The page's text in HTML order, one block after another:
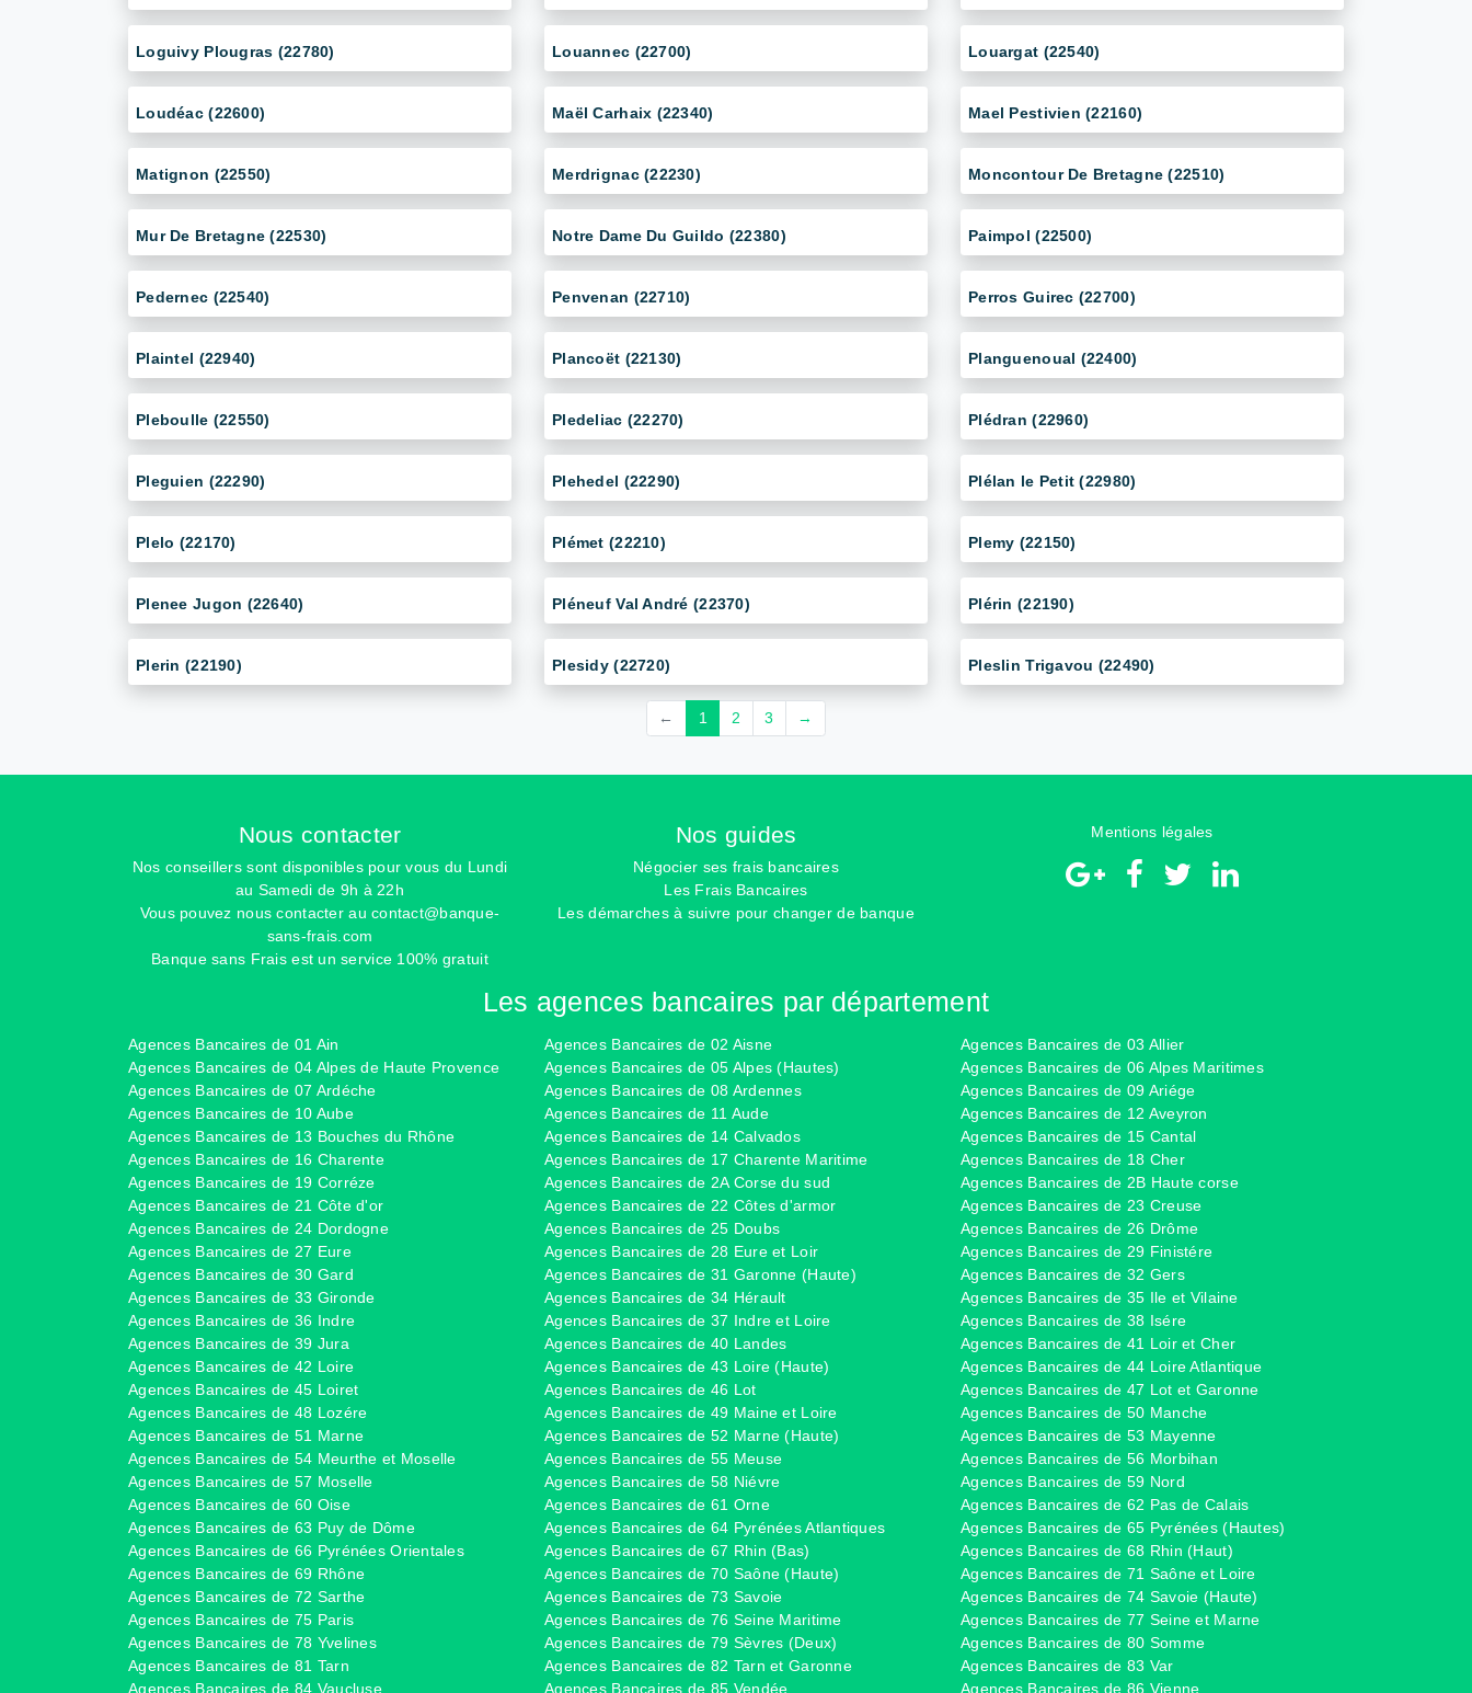
Loguivy Plougras (22780) Louannec (22700) Louargat (22540)
Loudéac (22600) Maël Carhaix (22340) Mael Pestivien (22160)
Matignon (22550) Merdrignac (22230) Moncontour De Bretagne (22510)
Mur De Bretagne (22530) Notre Dame Du Guildo (22380) Paimpol (22500)
Pedernec (22540) Penvenan (22710) Perros Guirec (22700)
Plaintel (22940) Plancoët (22130) Planguenoual (22400)
Pleboulle (22550) Pledeliac (22270) Plédran (22960)
Pleguien (22290) Plehedel (22290) Plélan le Petit (22980)
Plelo (22170) Plémet (22210) Plemy (22150)
Plenee Jugon (22640) Pléneuf Val André (22370) Plérin (22190)
Plerin (22190) Plesidy (22720) Pleslin Trigavou (22490)
← 1 2 3 →
Nous contacter
Nos conseillers sont disponibles pour vous du Lundi
au Samedi de 9h à 22h
Vous pouvez nous contacter aucontact@banque-
sans-frais.com
Banque sans Frais est un service 100% gratuit
Nos guides
Négocier ses frais bancaires
Les Frais Bancaires
Les démarches à suivre pour changer de banque
Mentions légales
Les agences bancaires par département
Agences Bancaires de 01 Ain Agences Bancaires de 02 Aisne
Agences Bancaires de 03 Allier
Agences Bancaires de 04 Alpes de Haute Provence
Agences Bancaires de 05 Alpes (Hautes)
Agences Bancaires de 06 Alpes Maritimes
Agences Bancaires de 07 Ardéche
Agences Bancaires de 08 Ardennes
Agences Bancaires de 09 Ariége
Agences Bancaires de 10 Aube
Agences Bancaires de 11 Aude
Agences Bancaires de 12 Aveyron
Agences Bancaires de 13 Bouches du Rhône
Agences Bancaires de 14 Calvados
Agences Bancaires de 15 Cantal
Agences Bancaires de 16 Charente
Agences Bancaires de 17 Charente Maritime
Agences Bancaires de 18 Cher
Agences Bancaires de 19 Corréze
Agences Bancaires de 2A Corse du sud
Agences Bancaires de 2B Haute corse
Agences Bancaires de 21 Côte d'or
Agences Bancaires de 22 Côtes d'armor
Agences Bancaires de 23 Creuse
Agences Bancaires de 24 Dordogne
Agences Bancaires de 25 Doubs
Agences Bancaires de 26 Drôme
Agences Bancaires de 27 Eure
Agences Bancaires de 28 Eure et Loir
Agences Bancaires de 29 Finistére
Agences Bancaires de 30 Gard
Agences Bancaires de 31 Garonne (Haute)
Agences Bancaires de 32 Gers
Agences Bancaires de 33 Gironde
Agences Bancaires de 34 Hérault
Agences Bancaires de 35 Ile et Vilaine
Agences Bancaires de 36 Indre
Agences Bancaires de 37 Indre et Loire
Agences Bancaires de 38 Isére
Agences Bancaires de 39 Jura
Agences Bancaires de 40 Landes
Agences Bancaires de 41 Loir et Cher
Agences Bancaires de 42 Loire
Agences Bancaires de 43 Loire (Haute)
Agences Bancaires de 44 Loire Atlantique
Agences Bancaires de 45 Loiret
Agences Bancaires de 46 Lot
Agences Bancaires de 47 Lot et Garonne
Agences Bancaires de 48 Lozére
Agences Bancaires de 49 Maine et Loire
Agences Bancaires de 50 Manche
Agences Bancaires de 51 Marne
Agences Bancaires de 52 Marne (Haute)
Agences Bancaires de 53 Mayenne
Agences Bancaires de 54 Meurthe et Moselle
Agences Bancaires de 55 Meuse
Agences Bancaires de 56 Morbihan
Agences Bancaires de 57 Moselle
Agences Bancaires de 58 Niévre
Agences Bancaires de 59 Nord
Agences Bancaires de 60 Oise
Agences Bancaires de 61 Orne
Agences Bancaires de 62 Pas de Calais
Agences Bancaires de 63 Puy de Dôme
Agences Bancaires de 64 Pyrénées Atlantiques
Agences Bancaires de 65 Pyrénées (Hautes)
Agences Bancaires de 66 Pyrénées Orientales
Agences Bancaires de 67 Rhin (Bas)
Agences Bancaires de 68 Rhin (Haut)
Agences Bancaires de 69 Rhône
Agences Bancaires de 70 Saône (Haute)
Agences Bancaires de 71 Saône et Loire
Agences Bancaires de 72 Sarthe
Agences Bancaires de 73 Savoie
Agences Bancaires de 74 Savoie (Haute)
Agences Bancaires de 75 Paris
Agences Bancaires de 76 Seine Maritime
Agences Bancaires de 77 Seine et Marne
Agences Bancaires de 78 Yvelines
Agences Bancaires de 79 Sèvres (Deux)
Agences Bancaires de 80 Somme
Agences Bancaires de 81 Tarn
Agences Bancaires de 82 Tarn et Garonne
Agences Bancaires de 83 Var
Agences Bancaires de 84 Vaucluse
Agences Bancaires de 85 Vendée Agences Bancaires de 86 Vienne